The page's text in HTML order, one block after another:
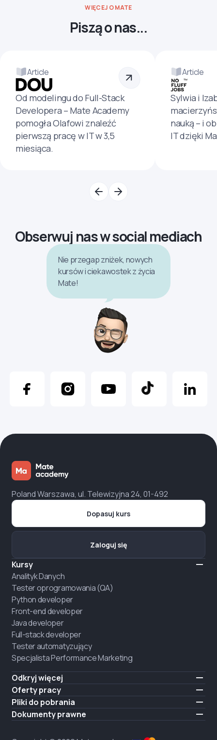
WIĘCEJ O MATE
Piszą o nas...
Article
Od modelingu do Full-Stack
Developera – Mate Academy
pomogła Olafowi znaleźć
pierwszą pracę w IT w 3,5
miesiąca.
Article
Sylwia i
nauką – i
IT dzięki
Obserwuj nas w social mediach
Nie przegap zniżek, nowych
kursów i ciekawostek z życia
Mate!
Poland Warszawa, ul. Telewizyjna 24, 01-492
Kursy
Analityk Danych
Tester oprogramowania (QA)
Python developer
Front-end developer
Java developer
Full-stack developer
Tester automatyzujący
Specjalista Performance Marketing
Odkryj więcej
Formaty nauczania
O nas
Ogłoszenie
Oferty pracy
Zatrudnij absolwenta
Pliki do pobrania
iOS
Dokumenty prawne
Polityka prywatności
Dopasuj kurs
Zaloguj się